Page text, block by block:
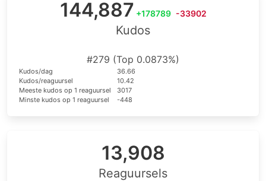
144,887 +178789 -33902
Kudos
#279 (Top 0.0873%)
Kudos/dag
36.66
Kudos/reaguursel
10.42
Meeste kudos op 1 reaguursel
3017
Minste kudos op 1 reaguursel
-448
13,908
Reaguursels